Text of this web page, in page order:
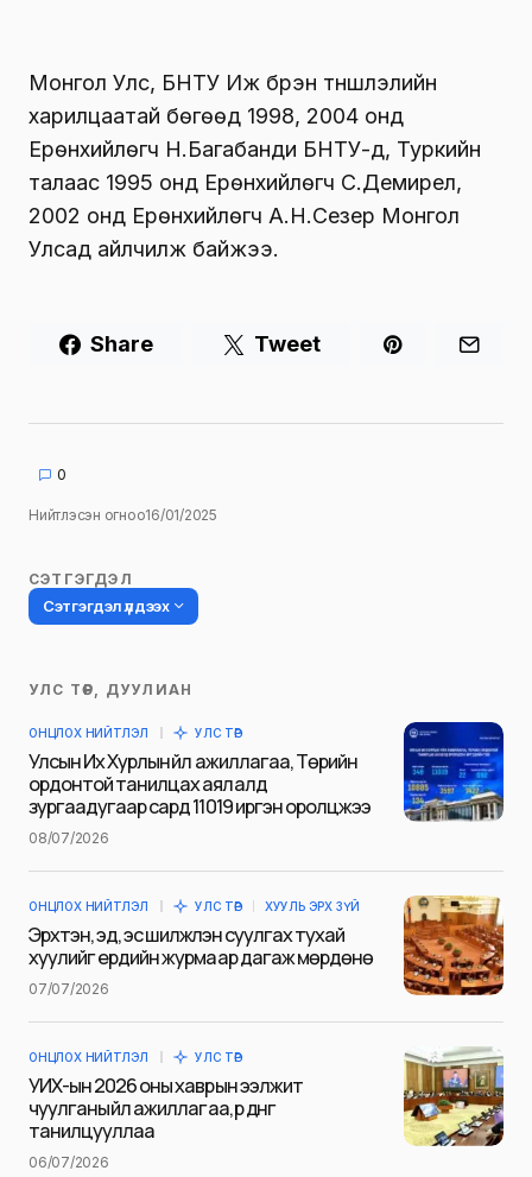
Монгол Улс, БНТУ Иж бүрэн түншлэлийн
харилцаатай бөгөөд 1998, 2004 онд
Ерөнхийлөгч Н.Багабанди БНТУ-д, Туркийн
талаас 1995 онд Ерөнхийлөгч С.Демирел,
2002 онд Ерөнхийлөгч А.Н.Сезер Монгол
Улсад айлчилж байжээ.
Share Tweet
0
Нийтлэсэн огноо16/01/2025
СЭТГЭГДЭЛ
Сэтгэгдэл үлдээх
Таны имэйл хаягийг нийтлэхгүй.
тэмдэглэсэн
Сэтгэгдэл*
Name
УЛС ТӨР, ДУУЛИАН
ОНЦЛОХ НИЙТЛЭЛ УЛС ТӨР
Улсын Их Хурлын үйл ажиллагаа, Төрийн
ордонтой танилцах аялалд
зургаадугаар сард 11019 иргэн оролцжээ
08/07/2026
ОНЦЛОХ НИЙТЛЭЛ УЛС ТӨР ХУУЛЬ ЭРХ ЗҮЙ
Эрхтэн, эд, эс шилжүүлэн суулгах тухай
хуулийг ердийн журмаар дагаж мөрдөнө
07/07/2026
ОНЦЛОХ НИЙТЛЭЛ УЛС ТӨР
УИХ-ын 2026 оны хаврын ээлжит
чуулганы үйл ажиллагаа, үр дүнг
танилцууллаа
06/07/2026